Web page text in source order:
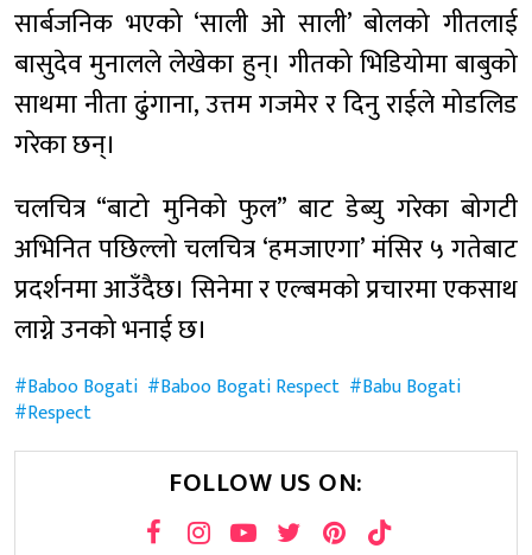
सार्बजनिक भएको ‘साली ओ साली’ बोलको गीतलाई
बासुदेव मुनालले लेखेका हुन्। गीतको भिडियोमा बाबुको
साथमा नीता ढुंगाना, उत्तम गजमेर र दिनु राईले मोडलिड
गरेका छन्।
चलचित्र “बाटो मुनिको फुल” बाट डेब्यु गरेका बोगटी
अभिनित पछिल्लो चलचित्र ‘हमजाएगा’ मंसिर ५ गतेबाट
प्रदर्शनमा आउँदैछ। सिनेमा र एल्बमको प्रचारमा एकसाथ
लाग्ने उनको भनाई छ।
Baboo Bogati Baboo Bogati Respect
Babu Bogati
Respect
FOLLOW US ON: